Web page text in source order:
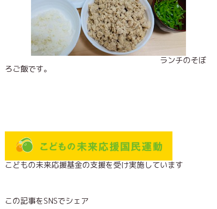
ランチのそぼ
ろご飯です。
こどもの未来応援基金の支援を受け実施しています
この記事をSNSでシェア